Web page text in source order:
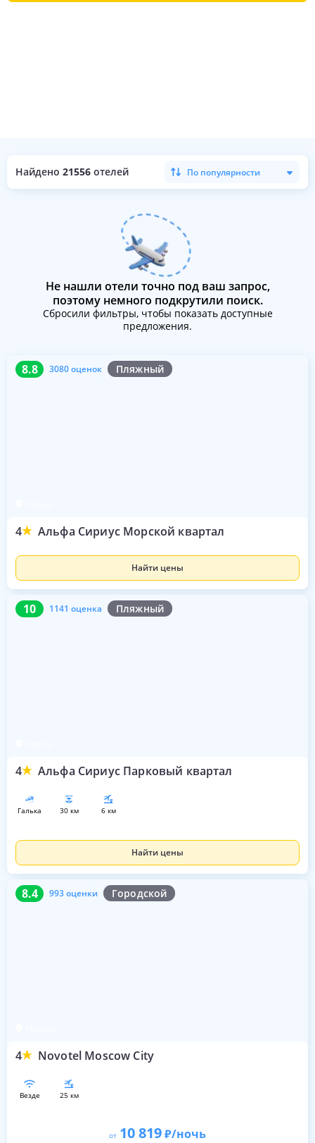
Найдено 21556 отелей По популярности
Не нашли отели точно под ваш запрос,
поэтому немного подкрутили поиск.
Сбросили фильтры, чтобы показать доступные
предложения.
8.8 3080 оценок Пляжный
4 Альфа Сириус Морской квартал
8.8 3080 оценок
Найти цены
10 1141 оценка Пляжный
4 Альфа Сириус Парковый квартал
10 1141 оценка
галька 30 км 6 км
Найти цены
8.4 993 оценки Городской
4 Novotel Moscow City
8.4 993 оценки
везде 25 км
от 10 819 /ночь